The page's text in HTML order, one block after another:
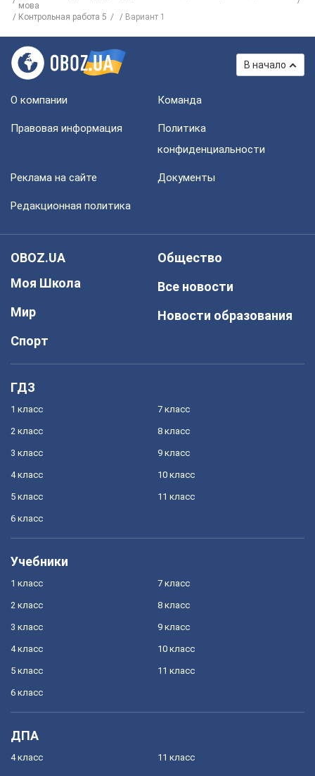
мова
Контрольная работа 5
Вариант 1
В начало
О компании Команда
Правовая информация
Политика
конфиденциальности
Реклама на сайте Документы
Редакционная политика
OBOZ.UA
Моя Школа
Мир
Спорт
Общество
Все новости
Новости образования
ГДЗ
1 класс
2 класс
3 класс
4 класс
5 класс
6 класс
7 класс
8 класс
9 класс
10 класс
11 класс
Учебники
1 класс
2 класс
3 класс
4 класс
5 класс
6 класс
7 класс
8 класс
9 класс
10 класс
11 класс
ДПА
4 класс 11 класс